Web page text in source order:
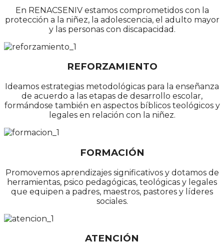
En RENACSENIV estamos comprometidos con la
protección a la niñez, la adolescencia, el adulto mayor
y las personas con discapacidad.
REFORZAMIENTO
Ideamos estrategias metodológicas para la enseñanza
de acuerdo a las etapas de desarrollo escolar,
formándose también en aspectos bíblicos teológicos y
legales en relación con la niñez.
FORMACIÓN
Promovemos aprendizajes significativos y dotamos de
herramientas, psico pedagógicas, teológicas y legales
que equipen a padres, maestros, pastores y líderes
sociales.
ATENCIÓN